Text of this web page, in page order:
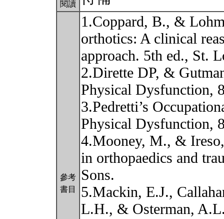
閱讀
參考
書目
1.Coppard, B., &
orthotics: A clinical
approach. 5th ed., St.
2.Dirette DP, &
Physical Dysfunction,
3.Pedretti’s
Physical Dysfunction,
4.Mooney, M., &
in orthopaedics and
Sons.
5.Mackin, E.J.,
L.H., & Osterman,